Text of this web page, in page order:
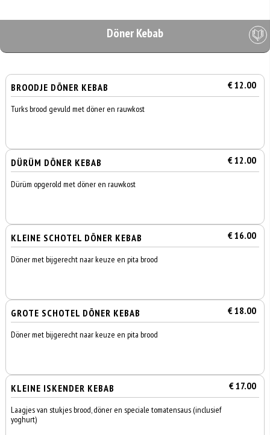
Döner Kebab
BROODJE DÖNER KEBAB € 12.00
Turks brood gevuld met döner en rauwkost
DÜRÜM DÖNER KEBAB € 12.00
Dürüm opgerold met döner en rauwkost
KLEINE SCHOTEL DÖNER KEBAB € 16.00
Döner met bijgerecht naar keuze en pita brood
GROTE SCHOTEL DÖNER KEBAB € 18.00
Döner met bijgerecht naar keuze en pita brood
KLEINE ISKENDER KEBAB € 17.00
Laagjes van stukjes brood, döner en speciale tomatensaus (inclusief
yoghurt)